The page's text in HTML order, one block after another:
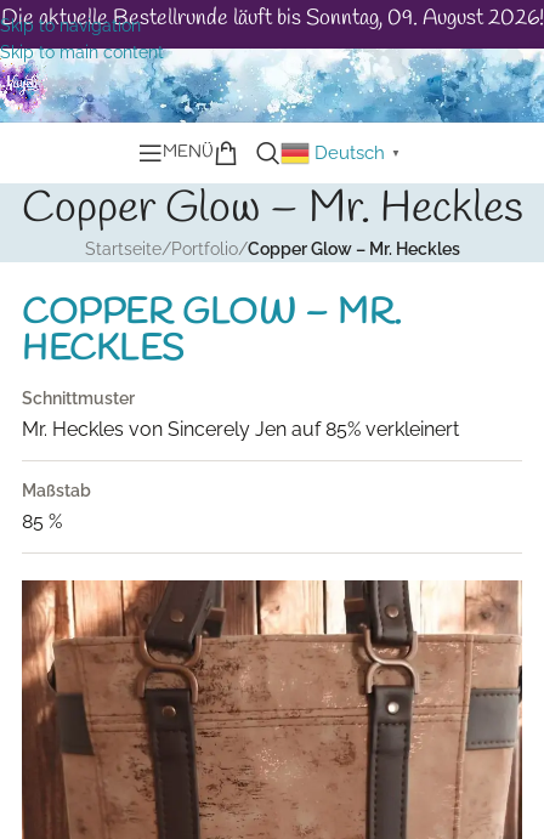
Skip to navigation
Skip to main content
Die aktuelle Bestellrunde läuft bis Sonntag, 09. August 2026!
MENÜ Deutsch ▼
Copper Glow – Mr. Heckles
Startseite/Portfolio/Copper Glow – Mr. Heckles
COPPER GLOW – MR.
HECKLES
Schnittmuster
Mr. Heckles von Sincerely Jen auf 85% verkleinert
Maßstab
85 %